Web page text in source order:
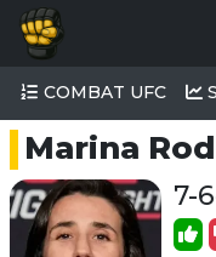
COMBAT UFC
Marina
7-